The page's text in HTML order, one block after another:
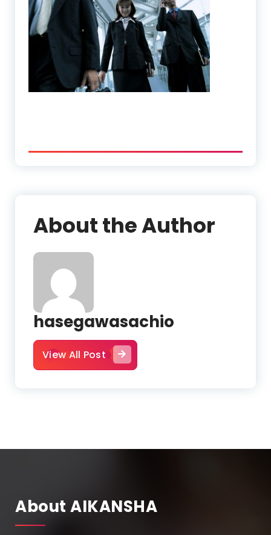
About the Author
hasegawasachio
View All Post
About AIKANSHA